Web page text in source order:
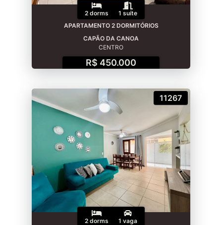
2 dorms
1 suíte
APARTAMENTO 2 DORMITÓRIOS
CAPÃO DA CANOA
CENTRO
R$ 450.000
11267
2 dorms
1 vaga